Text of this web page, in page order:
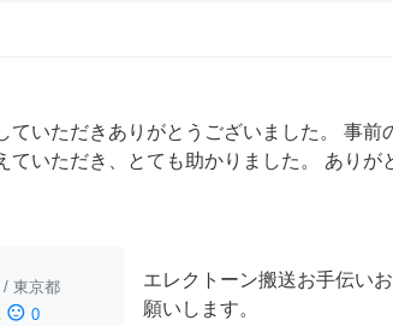
ていただきありがとうございました。 事前
ていただき、とても助かりました。 ありが
/ 東京都
sentiment_dissatisfied 0
エレクトーン搬送お手伝いお
願いします。